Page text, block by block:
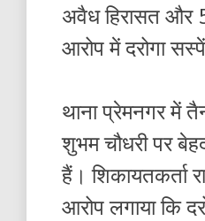
अवैध हिरासत और
आरोप में दरोगा
थाना प्रेमनगर में
शुभम चौधरी पर
हैं। शिकायतकर्ता
आरोप लगाया कि